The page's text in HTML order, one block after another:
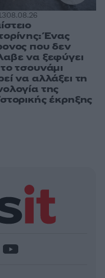
08.08.26
Ένας
που δεν
να ξεφύγει
τσουνάμι
να αλλάξει τη
της
έκρηξης